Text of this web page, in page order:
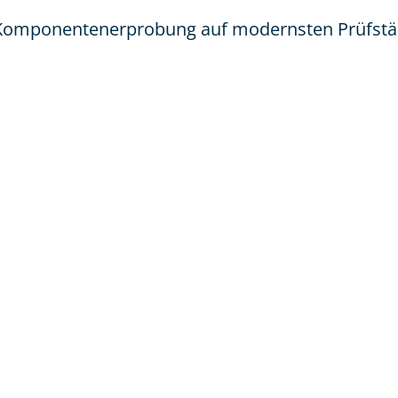
auf modernsten